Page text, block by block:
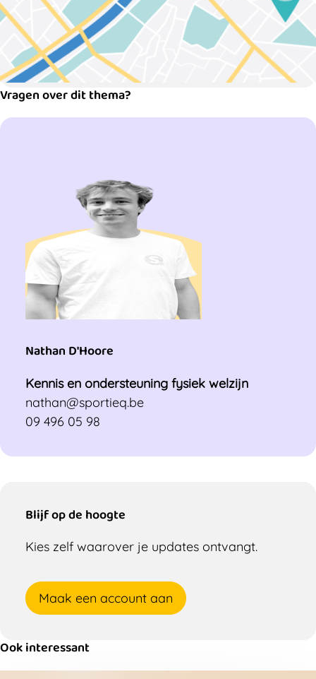
Vragen over dit thema?
Nathan D'Hoore
Kennis en ondersteuning fysiek welzijn
nathan@sportieq.be
09 496 05 98
Blijf op de hoogte
Kies zelf waarover je updates ontvangt.
Maak een account aan
Ook interessant